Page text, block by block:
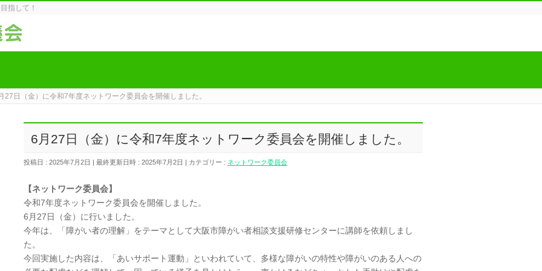
指して！
27日（金）に令和7年度ネットワーク委員会を開催しました。
6月27日（金）に令和7年度ネットワーク委員会を開催しました。
投稿日 : 2025年7月2日 最終更新日時 : 2025年7月2日 カテゴリー : ネットワーク委員会
【ネットワーク委員会】
令和7年度ネットワーク委員会を開催しました。
6月27日（金）に行いました。
今年は、「障がい者の理解」をテーマとして大阪市障がい者相談支援研修センターに講師を依頼しまし
た。
今回実施した内容は、「あいサポート運動」といわれていて、多様な障がいの特性や障がいのある人への